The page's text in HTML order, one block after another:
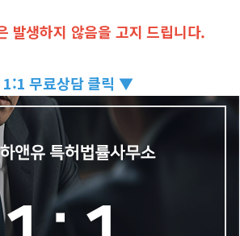
발생하지 않음을 고지 드립니다.
무료상담 클릭 ▼